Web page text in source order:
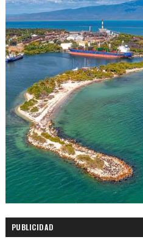
PUBLICIDAD